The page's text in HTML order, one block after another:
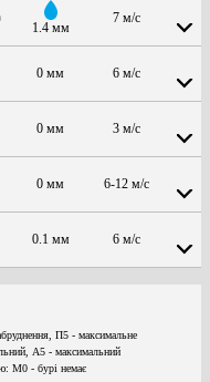
1.4 мм
7 м/с
0 мм 6 м/с
0 мм 3 м/с
0 мм 6-12 м/с
0.1 мм 6 м/с
П5 - максимальне
А5 - максимальний
M0 - бурі немає